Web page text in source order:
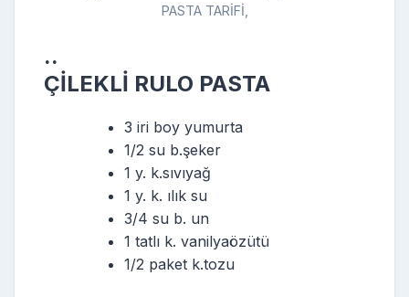
PASTA TARİFİ,
..
ÇİLEKLİ RULO PASTA
3 iri boy yumurta
1/2 su b.şeker
1 y. k.sıvıyağ
1 y. k. ılık su
3/4 su b. un
1 tatlı k. vanilyaözütü
1/2 paket k.tozu